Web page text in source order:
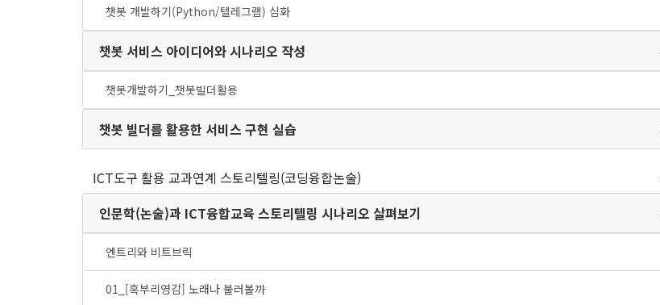
챗봇 개발하기(Python/텔레그램) 심화
챗봇 서비스 아이디어와 시나리오 작성
챗봇개발하기_챗봇빌더활용
챗봇 빌더를 활용한 서비스 구현 실습
ICT도구 활용 교과연계 스토리텔링(코딩융합논술)
인문학(논술)과 ICT융합교육 스토리텔링 시나리오 살펴보기
엔트리와 비트브릭
01_[혹부리영감] 노래나 불러볼까